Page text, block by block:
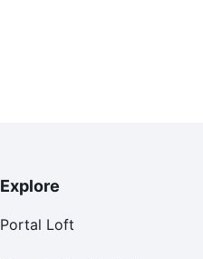
Explore
Portal Loft